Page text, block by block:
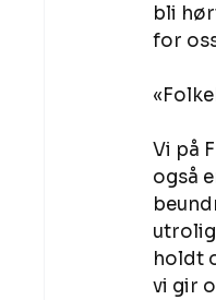
bli
for
Vi på
også
holdt
vi gir